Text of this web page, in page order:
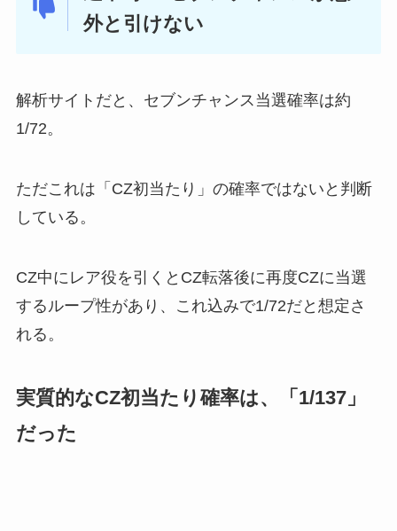
外と引けない
解析サイトだと、セブンチャンス当選確率は約
1/72。
ただこれは「CZ初当たり」の確率ではないと判断
している。
CZ中にレア役を引くとCZ転落後に再度CZに当選
するループ性があり、
これ込みで1/72だと想定さ
れる。
実質的なCZ初当たり確率は、「1/137」
だった